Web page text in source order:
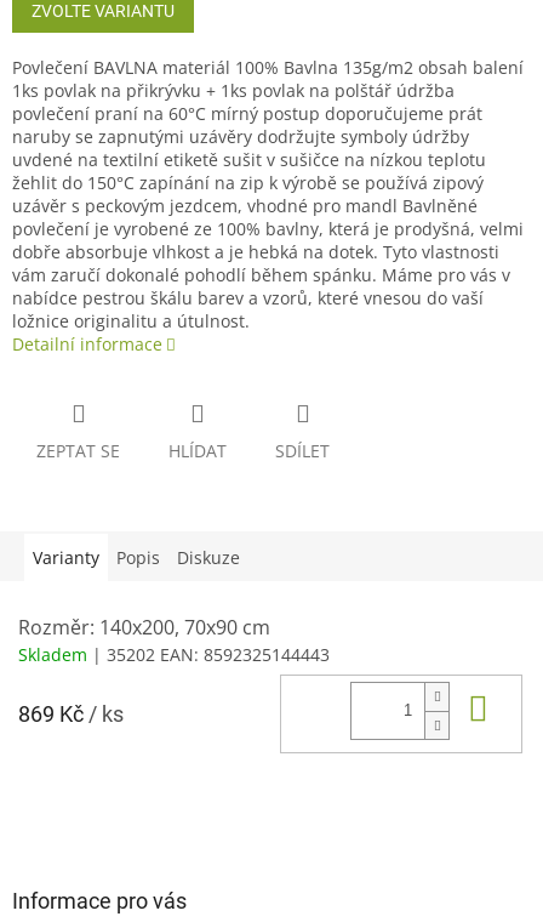
cena:
ZVOLTE VARIANTU
Povlečení BAVLNA materiál 100% Bavlna 135g/m2 obsah balení
1ks povlak na přikrývku + 1ks povlak na polštář údržba
povlečení praní na 60°C mírný postup doporučujeme prát
naruby se zapnutými uzávěry dodržujte symboly údržby
uvdené na textilní etiketě sušit v sušičce na nízkou teplotu
žehlit do 150°C zapínání na zip k výrobě se používá zipový
uzávěr s peckovým jezdcem, vhodné pro mandl Bavlněné
povlečení je vyrobené ze 100% bavlny, která je prodyšná, velmi
dobře absorbuje vlhkost a je hebká na dotek. Tyto vlastnosti
vám zaručí dokonalé pohodlí během spánku. Máme pro vás v
nabídce pestrou škálu barev a vzorů, které vnesou do vaší
ložnice originalitu a útulnost.
Detailní informace
ZEPTAT SE HLÍDAT SDÍLET
Varianty Popis Diskuze
Rozměr: 140x200, 70x90 cm
Skladem | 35202 EAN: 8592325144443
869 Kč / ks
Informace pro vás